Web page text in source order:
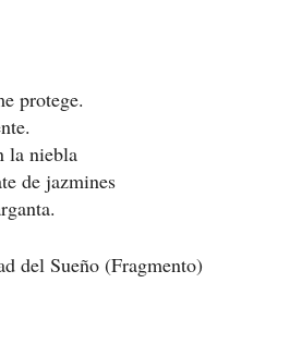
protege.
la niebla
de jazmines
del Sueño (Fragmento)